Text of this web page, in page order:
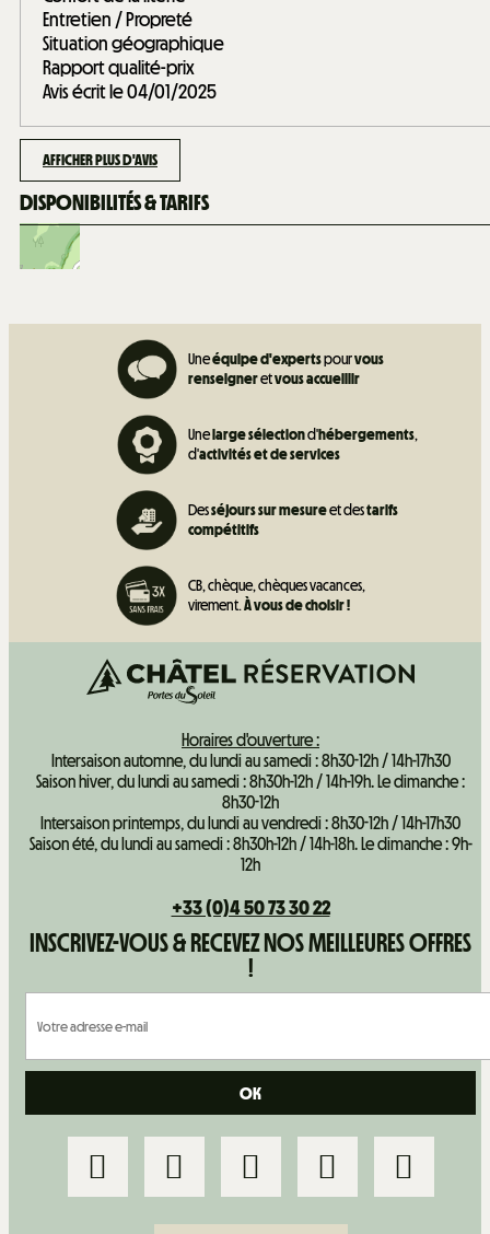
Entretien / Propreté
Situation géographique
Rapport qualité-prix
Avis écrit le 04/01/2025
AFFICHER PLUS D'AVIS
DISPONIBILITÉS & TARIFS
Uneéquipe d'expertspourvous
renseigneretvous accueillir
Unelarge sélectiond'hébergements,
d'activités et deservices
Desséjours sur mesureet destarifs
compétitifs
CB, chèque, chèques vacances,
virement.À vous de choisir !
Horaires d'ouverture :
Intersaison automne, du lundi au samedi : 8h30-12h / 14h-17h30
Saison hiver, du lundi au samedi : 8h30h-12h / 14h-19h. Le dimanche :
8h30-12h
Intersaison printemps, du lundi au vendredi : 8h30-12h / 14h-17h30
Saison été, du lundi au samedi : 8h30h-12h / 14h-18h. Le dimanche : 9h-
12h
+33 (0)4 50 73 30 22
INSCRIVEZ-VOUS & RECEVEZ NOS MEILLEURES OFFRES
!